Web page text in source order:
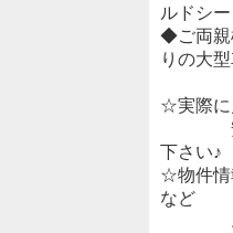
ルドシ
◆ご両親
りの大
☆実際に
安心
下さい♪
☆物件情
など
エリ